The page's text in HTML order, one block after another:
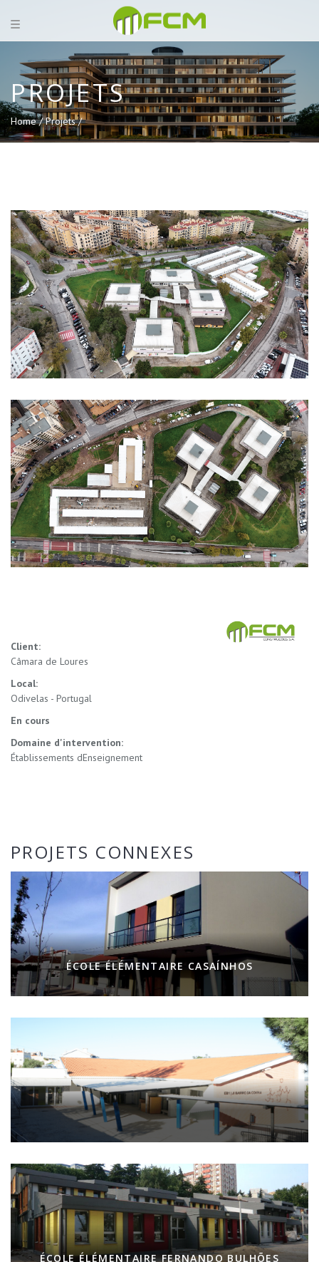
PROJETS
Home /Projets /
Client:
Câmara de Loures
Local:
Odivelas - Portugal
En cours
Domaine d'intervention:
Établissements dEnseignement
PROJETS CONNEXES
ÉCOLE ÉLÉMENTAIRE CASAÍNHOS
ÉCOLE ÉLÉMENTAIRE FERNANDO BULHÕES